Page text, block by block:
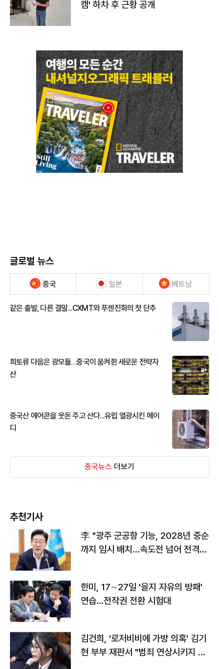
캠' 하차 후 근황 공개
글로벌 뉴스
중국 일본 베트남
같은 출발, 다른 결말...CXMT와 푸젠진화의 첫 단추
희토류 다음은 광모듈…중국이 움켜쥔 새로운 전략자
산
중국산 에어콘을 웃돈 주고 산다...유럽 열광시킨 메이
디
중국뉴스 더보기
추천기사
李 "광주 군공항 기능, 2028년 중순
까지 임시 배치…속도전 넘어 전격
한미, 17∼27일 '을지 자유의 방패'
연습…전작권 전환 시험대
김건희, '로저비비에 가방 의혹' 김기
현 부부 재판서 "범죄 연상시키지 말